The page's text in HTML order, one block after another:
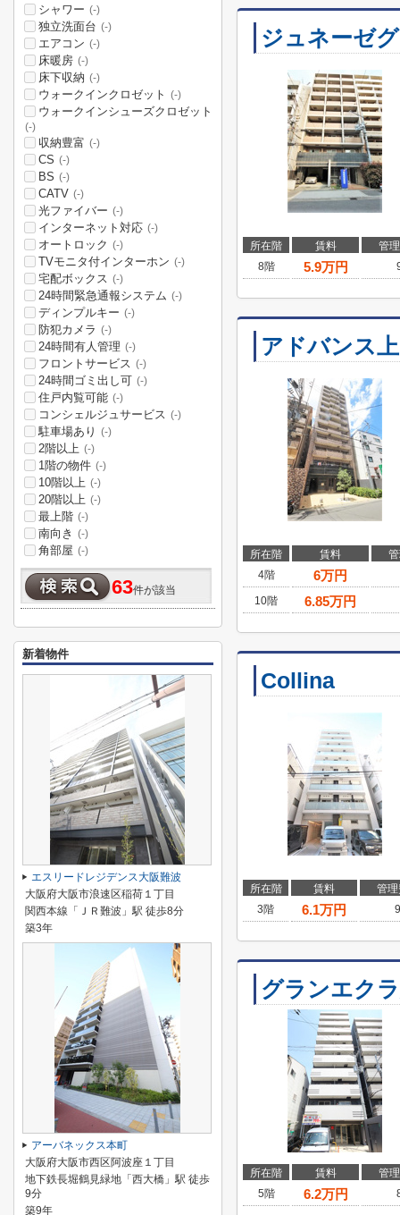
ジュネーゼ
所在階 賃料
管
8階
5.9万円
アドバンス
所在階 賃料
4階
6万円
10階 6.85万円
Collina
所在階 賃料
管
3階
6.1万円
グランエク
所在階 賃料
管
5階
6.2万円
シャワー (-)
独立洗面台 (-)
エアコン (-)
床暖房 (-)
床下収納 (-)
ウォークインクロゼット (-)
ウォークインシューズクロゼット
(-)
収納豊富 (-)
CS (-)
BS (-)
CATV (-)
光ファイバー (-)
インターネット対応 (-)
オートロック (-)
TVモニタ付インターホン (-)
宅配ボックス (-)
24時間緊急通報システム (-)
ディンプルキー (-)
防犯カメラ (-)
24時間有人管理 (-)
フロントサービス (-)
24時間ゴミ出し可 (-)
住戸内覧可能 (-)
コンシェルジュサービス (-)
駐車場あり (-)
2階以上 (-)
1階の物件 (-)
10階以上 (-)
20階以上 (-)
最上階 (-)
南向き (-)
角部屋 (-)
63件が該当
新着物件
エスリードレジデンス大阪難波
大阪府大阪市浪速区稲荷１丁目
関西本線「ＪＲ難波」駅 徒歩8分
築3年
アーバネックス本町
大阪府大阪市西区阿波座１丁目
地下鉄長堀鶴見緑地「西大橋」駅 徒歩
9分
築9年